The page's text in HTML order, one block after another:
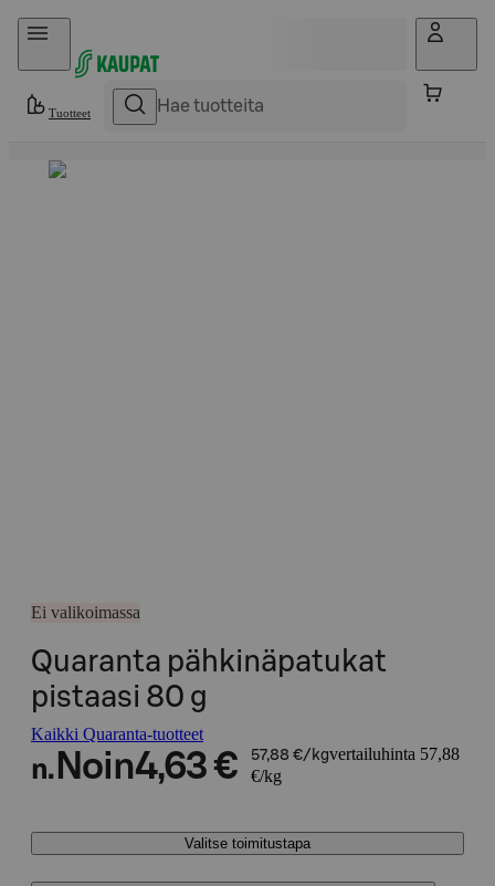
Hyppää sisältöön
Tuotteet
Ei valikoimassa
Quaranta pähkinäpatukat
pistaasi 80 g
Kaikki Quaranta-tuotteet
n. Noin4,63 € 57,88 €/kgvertailuhinta 57,88
€/kg
Valitse toimitustapa